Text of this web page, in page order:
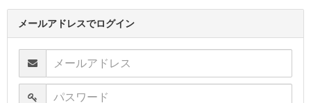
メールアドレスでログイン
メールアドレス
パスワード